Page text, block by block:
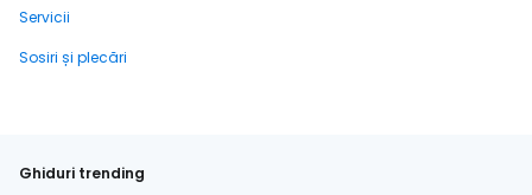
Servicii
Sosiri și plecări
Ghiduri trending